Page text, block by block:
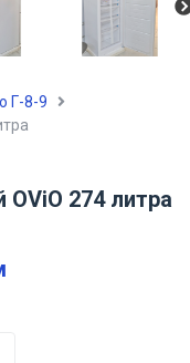
Г-8-9
274 литра